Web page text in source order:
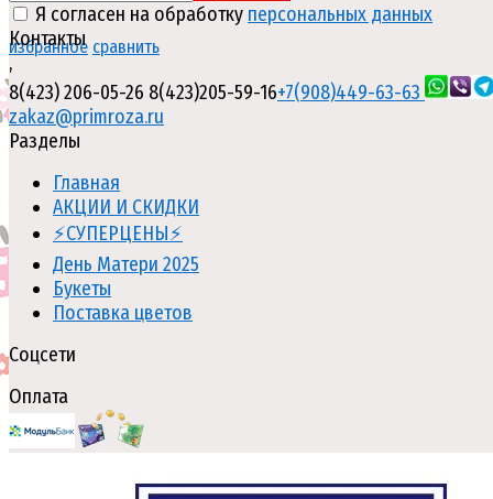
избранное сравнить
Я согласен на обработку персональных данных
Контакты
,
8(423) 206-05-26 8(423)205-59-16+7(908)449-63-63
zakaz@primroza.ru
Разделы
Главная
АКЦИИ И СКИДКИ
⚡СУПЕРЦЕНЫ⚡
День Матери 2025
Букеты
Поставка цветов
Соцсети
Оплата